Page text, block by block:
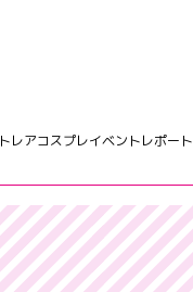
レアコスプレイベントレポート